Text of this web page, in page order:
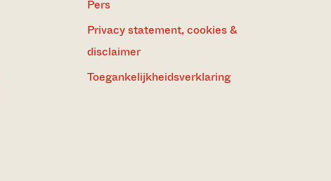
Pers
Privacy statement, cookies &
disclaimer
Toegankelijkheidsverklaring